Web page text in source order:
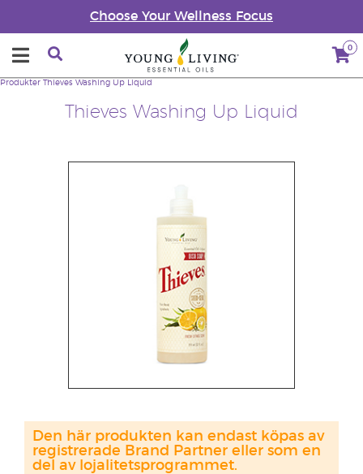
Choose Your Wellness Focus
0
Thieves Washing Up Liquid
Produkter Thieves Washing Up Liquid
Den här produkten kan endast köpas av
registrerade Brand Partner eller som en
del av lojalitetsprogrammet.